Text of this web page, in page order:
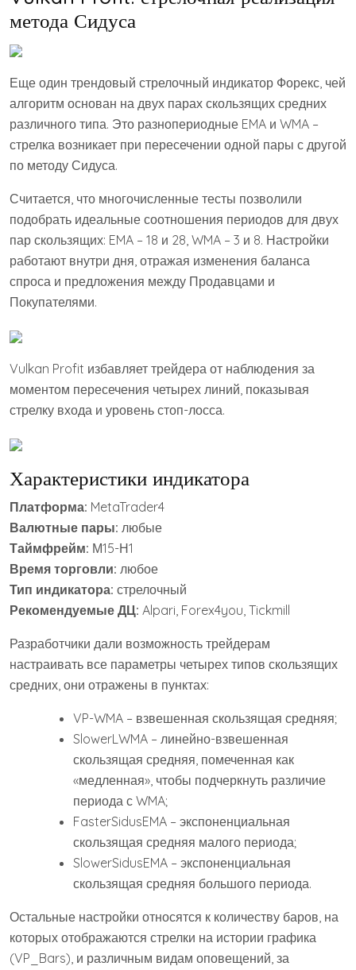
метода Сидуса
Еще один трендовый стрелочный индикатор Форекс, чей
алгоритм основан на двух парах скользящих средних
различного типа. Это разнопериодные EMA и WMA –
стрелка возникает при пересечении одной пары с другой
по методу Сидуса.
Считается, что многочисленные тесты позволили
подобрать идеальные соотношения периодов для двух
пар скользящих: EMA – 18 и 28, WMA – 3 и 8. Настройки
работают внутри дня, отражая изменения баланса
спроса и предложения между Продавцами и
Покупателями.
Vulkan Profit избавляет трейдера от наблюдения за
моментом пересечения четырех линий, показывая
стрелку входа и уровень стоп-лосса.
Характеристики индикатора
Платформа: MetaTrader4
Валютные пары: любые
Таймфрейм: М15-Н1
Время торговли: любое
Тип индикатора: стрелочный
Рекомендуемые ДЦ: Alpari, Forex4you, Tickmill
Разработчики дали возможность трейдерам
настраивать все параметры четырех типов скользящих
средних, они отражены в пунктах:
VP-WMA – взвешенная скользящая средняя;
SlowerLWMA – линейно-взвешенная
скользящая средняя, помеченная как
«медленная», чтобы подчеркнуть различие
периода с WMA;
FasterSidusEMA – экспоненциальная
скользящая средняя малого периода;
SlowerSidusEMA – экспоненциальная
скользящая средняя большого периода.
Остальные настройки относятся к количеству баров, на
которых отображаются стрелки на истории графика
(VP_Bars), и различным видам оповещений, за